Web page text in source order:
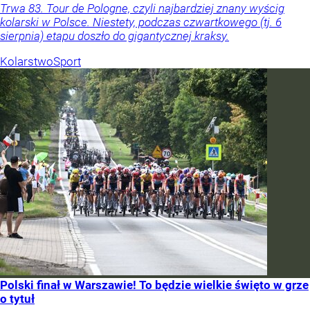
Trwa 83. Tour de Pologne, czyli najbardziej znany wyścig
kolarski w Polsce. Niestety, podczas czwartkowego (tj. 6
sierpnia) etapu doszło do gigantycznej kraksy.
KolarstwoSport
Polski finał w Warszawie! To będzie wielkie święto w grze
o tytuł